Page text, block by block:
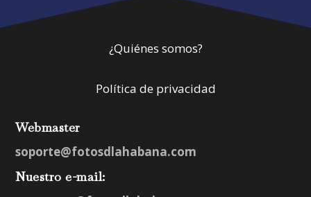
¿Quiénes somos?
Política de privacidad
Webmaster
soporte@fotosdlahabana.com
Nuestro e-mail: